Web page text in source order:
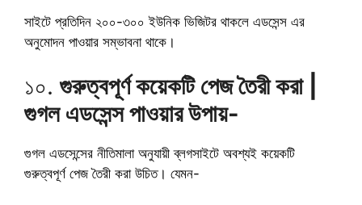
সাইটে প্রতিদিন ২০০-৩০০ ইউনিক ভিজিটর থাকলে এডসেন্স এর
অনুমোদন পাওয়ার সম্ভাবনা থাকে।
১০.গুরুত্বপূর্ণ কয়েকটি পেজ তৈরী করা |
গুগল এডসেন্স পাওয়ার উপায়-
গুগল এডসেন্সের নীতিমালা অনুযায়ী ব্লগসাইটে অবশ্যই কয়েকটি
গুরুত্বপূর্ণ পেজ তৈরী করা উচিত। যেমন-